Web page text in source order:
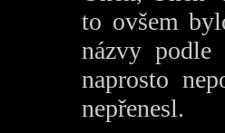
to ovšem
názvy
naprosto
nepřenesl.